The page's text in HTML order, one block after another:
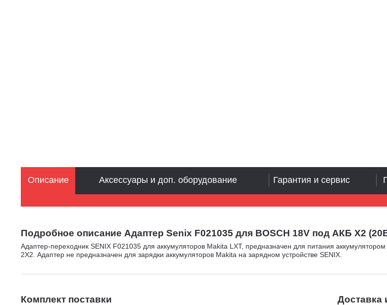
Подробное описание Адаптер Senix F021035 для BOSCH 18V под АКБ X2
Адаптер-переходник SENIX F021035 для аккумуляторов Makita LXT, предназначен для питания
2X2. Адаптер не предназначен для зарядки аккумуляторов Makita на зарядном устройстве SENIX.
Комплект поставки Доставка
Описание Аксессуары и доп. оборудование Гарантия и сервис